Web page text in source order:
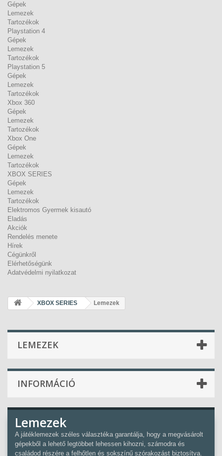
Gépek
Lemezek
Tartozékok
Playstation 4
Gépek
Lemezek
Tartozékok
Playstation 5
Gépek
Lemezek
Tartozékok
Xbox 360
Gépek
Lemezek
Tartozékok
Xbox One
Gépek
Lemezek
Tartozékok
XBOX SERIES
Gépek
Lemezek
Tartozékok
Elektromos Gyermek kisautó
Eladás
Akciók
Rendelés menete
Hírek
Cégünkről
Elérhetőségünk
Adatvédelmi nyilatkozat
XBOX SERIES Lemezek
LEMEZEK
INFORMÁCIÓ
Lemezek
A játéklemezek széles választéka garantálja, hogy a megvásárolt
gépekből a lehető legtöbbet lehessen kihozni, számodra és
családod részére a felhőtlen és sokszínű szórakozást biztosítva.